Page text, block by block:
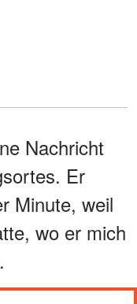
Nachricht
Er
Minute, weil
wo er mich